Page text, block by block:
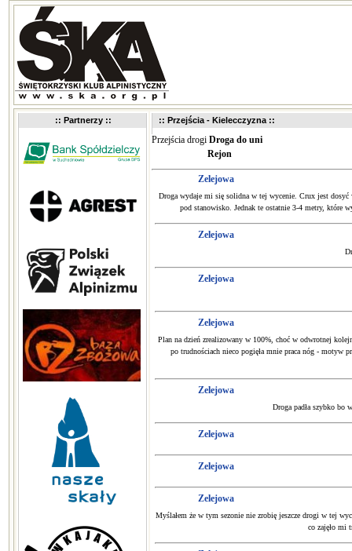
:: Partnerzy :: :: Przejścia - Kielecczyzna ::
Przejścia drogi Droga do uni
Rejon
Zelejowa
Droga wydaje mi się solidna w tej wycenie. Crux jest dosyć
pod stanowisko. Jednak te ostatnie 3-4 metry, które
Zelejowa
Zelejowa
Zelejowa
Plan na dzień zrealizowany w 100%, choć w odwrotnej
po trudnościach nieco pogięła mnie praca nóg - motyw
Zelejowa
Droga padła szybko bo
Zelejowa
Zelejowa
Zelejowa
Myślałem że w tym sezonie nie zrobię jeszcze drogi w tej
co zajęło mi